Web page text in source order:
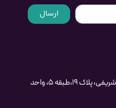
ارسال
تهران، بلوار نلسون ماندلا، خیابان شریفی، پلاک ۱۹،طبقه ۵، واحد